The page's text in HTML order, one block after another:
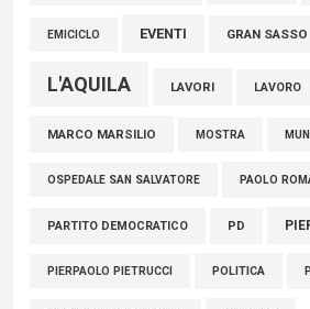
EMICICLO EVENTI GRAN SASSO
L'AQUILA LAVORI LAVORO
MARCO MARSILIO MOSTRA
OSPEDALE SAN SALVATORE PAOLO
PARTITO DEMOCRATICO PD
PIERPAOLO PIETRUCCI POLITICA